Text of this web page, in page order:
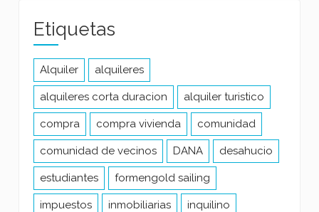
Etiquetas
Alquiler alquileres
alquileres corta duracion alquiler turistico
compra compra vivienda comunidad
comunidad de vecinos DANA desahucio
estudiantes formengold sailing
impuestos inmobiliarias inquilino